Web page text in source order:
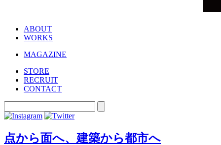
ABOUT
WORKS
MAGAZINE
STORE
RECRUIT
CONTACT
点から面へ、建築から都市へ